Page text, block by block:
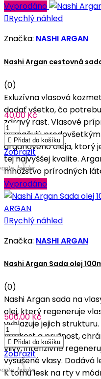
Vyprodáno
Rychlý náhled
Značka: NASHI ARGAN
Nashi Argan cestovná
(0)
Exluzívna vlasová
dodať všetko, čo
zdravý rast. Vlasové
vyznačujú
arganového oleja, ktorý
tej najvyššej kvalite.
množstvo prírodných
40,00 Kč
 Přidat do košíku
Zobrazit
Vyprodáno
Rychlý náhled
Značka: NASHI ARGAN
Nashi Argan Sada olej
(0)
Nashi Argan sada na
olej, který regeneruje
vyhlazuje jejich
hebkost a pružnost,
vlivy, intenzivně
vysušené vlasy. Dodává
K tomu lesk na rty v
500,00 Kč
 Přidat do košíku
Zobrazit